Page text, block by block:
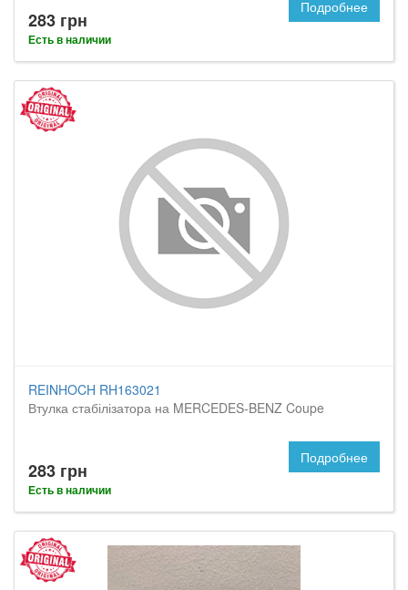
283 грн
Есть в наличии
Подробнее
REINHOCH RH163021
Втулка стабілізатора на MERCEDES-BENZ Coupe
283 грн
Есть в наличии
Подробнее